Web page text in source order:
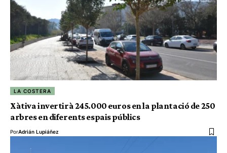
LA COSTERA
Xàtiva invertirà 245.000 euros en la plantació de 250
arbres en diferents espais públics
PorAdrián Lupiáñez